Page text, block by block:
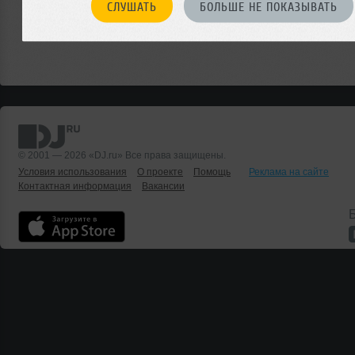
СЛУШАТЬ БОЛЬШЕ НЕ ПОКАЗЫВАТЬ
© 2001 — 2026 «DJ.ru» Все права защищены.
Условия использования
О проекте Помощь
Реклама на сайте
Контактная информация
Вакансии